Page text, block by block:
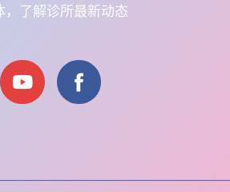
了解诊所最新动态